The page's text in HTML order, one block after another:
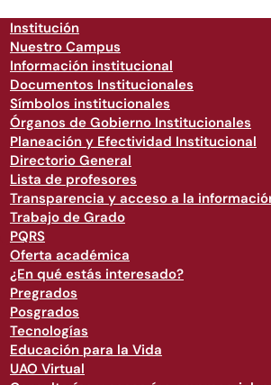
Institución
Nuestro Campus
Información institucional
Documentos Institucionales
Símbolos institucionales
Órganos de Gobierno Institucionales
Planeación y Efectividad Institucional
Directorio General
Lista de profesores
Transparencia y acceso a la
Trabajo de Grado
PQRS
Oferta académica
¿En qué estás interesado?
Pregrados
Posgrados
Tecnologías
Educación para la Vida
UAO Virtual